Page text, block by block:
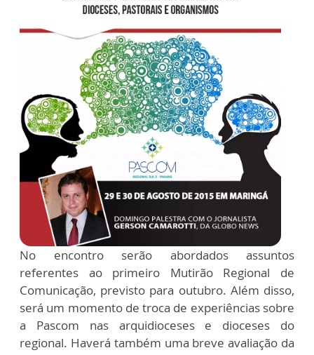
No encontro serão abordados assuntos
referentes ao primeiro Mutirão Regional de
Comunicação, previsto para outubro. Além disso,
será um momento de troca de experiências sobre
a Pascom nas arquidioceses e dioceses do
regional. Haverá também uma breve avaliação da